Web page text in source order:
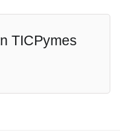
TICPymes